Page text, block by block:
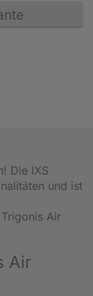
Die IXS
und ist
Air
Air